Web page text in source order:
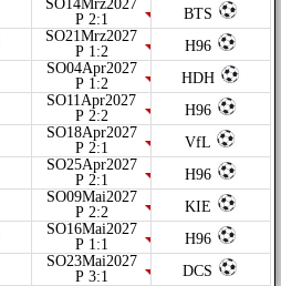
SO14Mrz2027
P 2:1
BTS
SO21Mrz2027
P 1:2
H96
SO04Apr2027
P 1:2
HDH
SO11Apr2027
P 2:2
H96
SO18Apr2027
P 2:1
VfL
SO25Apr2027
P 2:1
H96
SO09Mai2027
P 2:2
KIE
SO16Mai2027
P 1:1
H96
SO23Mai2027
P 3:1
DCS